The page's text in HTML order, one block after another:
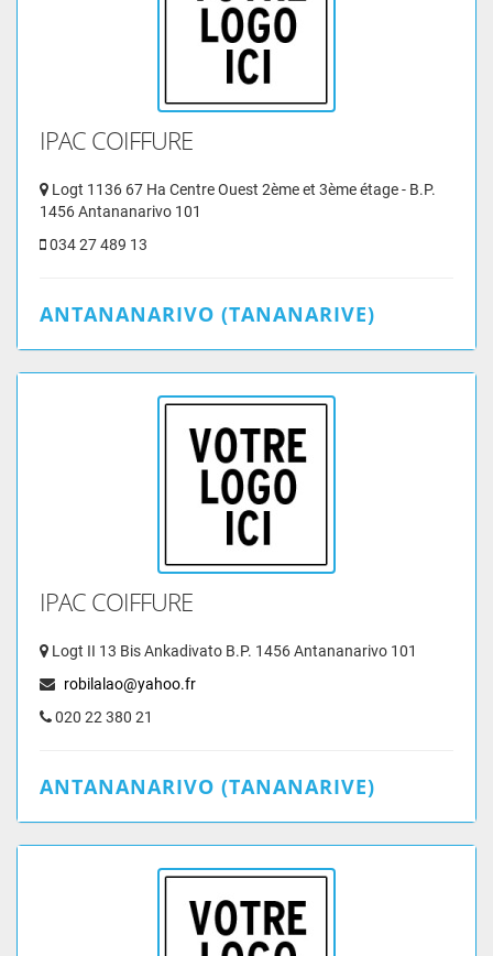
IPAC COIFFURE
Logt 1136 67 Ha Centre Ouest 2ème et 3ème étage - B.P.
1456 Antananarivo 101
034 27 489 13
ANTANANARIVO (TANANARIVE)
IPAC COIFFURE
Logt II 13 Bis Ankadivato B.P. 1456 Antananarivo 101
robilalao@yahoo.fr
020 22 380 21
ANTANANARIVO (TANANARIVE)